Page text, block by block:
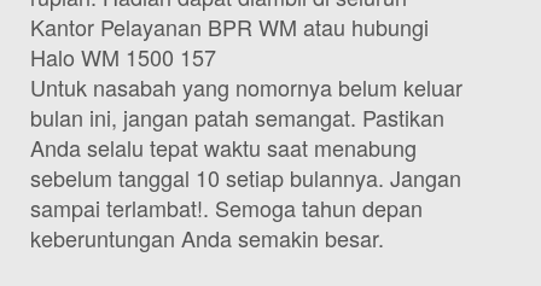
Kantor Pelayanan BPR WM atau hubungi
Halo WM 1500 157
Untuk nasabah yang nomornya belum keluar
bulan ini, jangan patah semangat. Pastikan
Anda selalu tepat waktu saat menabung
sebelum tanggal 10 setiap bulannya. Jangan
sampai terlambat!. Semoga tahun depan
keberuntungan Anda semakin besar.